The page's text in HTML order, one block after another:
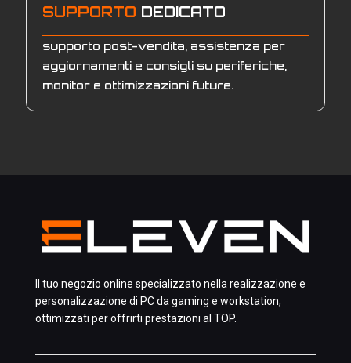
SUPPORTO DEDICATO
supporto post-vendita, assistenza per
aggiornamenti e consigli su periferiche,
monitor e ottimizzazioni future.
Il tuo negozio online specializzato nella realizzazione e
personalizzazione di PC da gaming e workstation,
ottimizzati per offrirti prestazioni al TOP.